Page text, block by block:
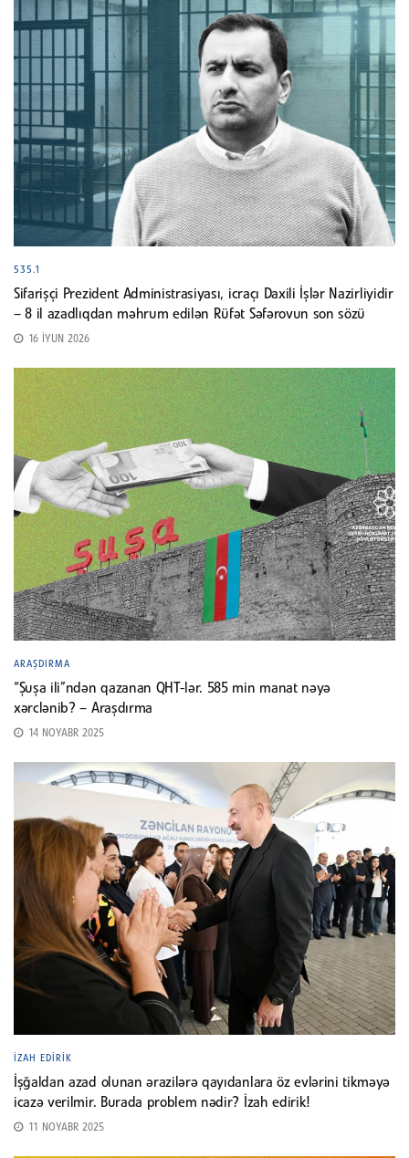
535.1
Sifarişçi Prezident Administrasiyası, icraçı Daxili İşlər Nazirliyidir
– 8 il azadlıqdan məhrum edilən Rüfət Səfərovun son sözü
16 İYUN 2026
ARAŞDIRMA
“Şuşa ili”ndən qazanan QHT-lər. 585 min manat nəyə
xərclənib? – Araşdırma
14 NOYABR 2025
İZAH EDIRIK
İşğaldan azad olunan ərazilərə qayıdanlara öz evlərini tikməyə
icazə verilmir. Burada problem nədir? İzah edirik!
11 NOYABR 2025